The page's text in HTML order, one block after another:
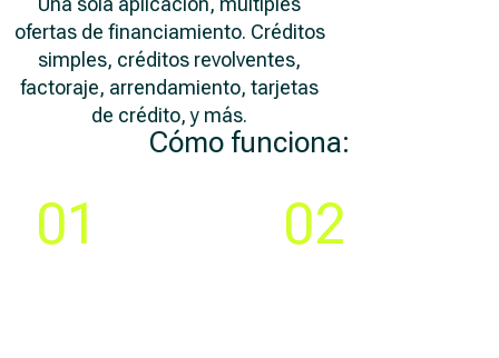
ofertas de financiamiento. Créditos
simples, créditos revolventes,
factoraje, arrendamiento, tarjetas
de crédito, y más.
Cómo funciona:
01 02